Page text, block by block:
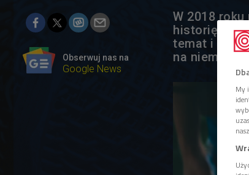
Obserwuj nas na
Google News
W 2018
historię
temat i
na niemal
My